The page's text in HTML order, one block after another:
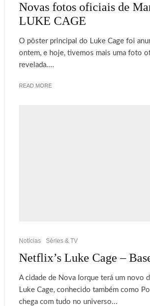
Novas fotos oficiais de
LUKE CAGE
O pôster principal do Luke Cage foi
ontem, e hoje, tivemos mais uma foto
revelada....
READ MORE
Notícias Séries & TV
Netflix’s Luke Cage –
A cidade de Nova Iorque terá um novo
Luke Cage, conhecido também como
chega com tudo no universo...